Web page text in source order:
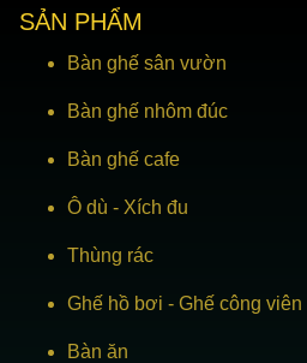
SẢN PHẨM
Bàn ghế sân vườn
Bàn ghế nhôm đúc
Bàn ghế cafe
Ô dù - Xích đu
Thùng rác
Ghế hồ bơi - Ghế công viên
Bàn ăn